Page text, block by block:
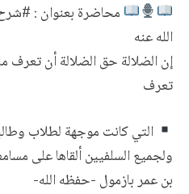
محاضرة بعنوان :
الله عنه
إن الضلالة حق الضلالة أن تعرف
تعرف
التي كانت موجهة لطلاب
ولجميع السلفيين ألقاها على
بن عمر بازمول -حفظه الله-